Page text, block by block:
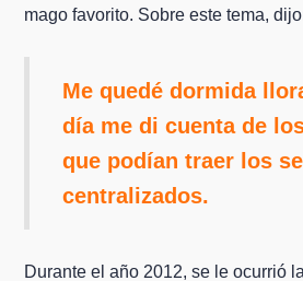
mago favorito. Sobre este tema,
Me quedé dormida
día me di cuenta de
que podían traer los
centralizados.
Durante el año 2012, se le ocurrió